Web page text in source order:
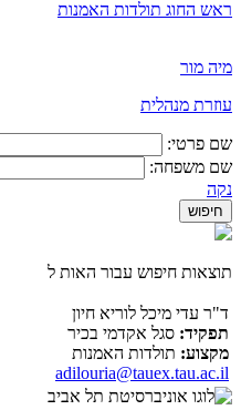
ראש החוג תולדות האמנות
מיה מור
​עוזרת מנהלית
שם פרטי:
שם משפחה:
נקה
תוצאות חיפוש עבור האות ל
ד"ר עדי מיכל לוריא חיון
תפקיד: סגל אקדמי בכיר
מקצוע: תולדות האמנות
adilouria@tauex.tau.ac.il